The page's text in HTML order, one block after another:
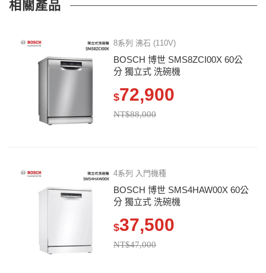
相關產品
8系列 沸石 (110V)
BOSCH 博世 SMS8ZCI00X 60公
分 獨立式 洗碗機
$72,900
NT$88,000
4系列 入門機種
BOSCH 博世 SMS4HAW00X 60公
分 獨立式 洗碗機
$37,500
NT$47,000